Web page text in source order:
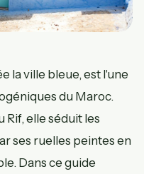
la ville bleue, est l'une
du Maroc.
Rif, elle séduit les
ses ruelles peintes en
Dans ce guide